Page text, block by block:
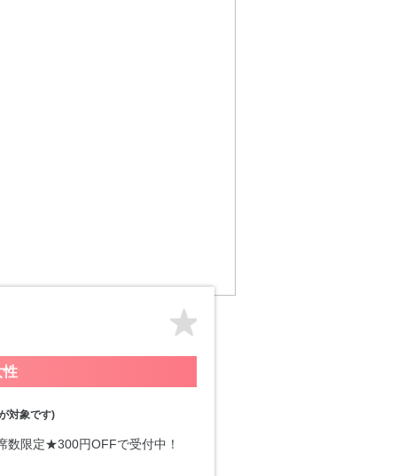
性
対象です)
数限定★300円OFFで受付中！